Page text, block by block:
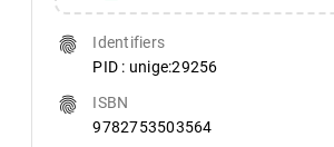
fingerprint
Identifiers
PID : unige:29256
fingerprint
ISBN
9782753503564